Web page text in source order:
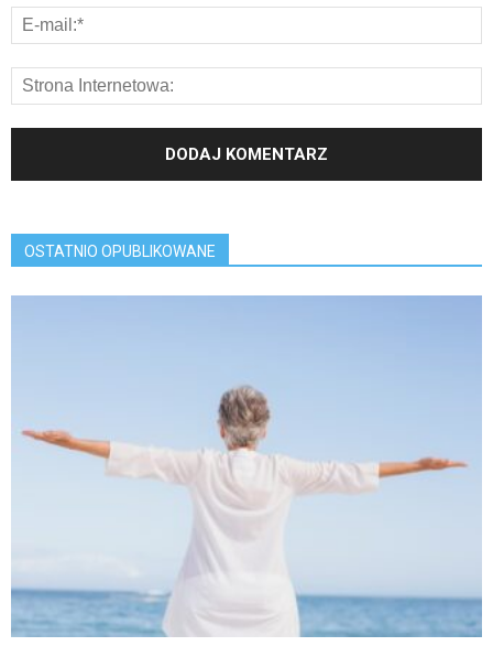
OSTATNIO OPUBLIKOWANE